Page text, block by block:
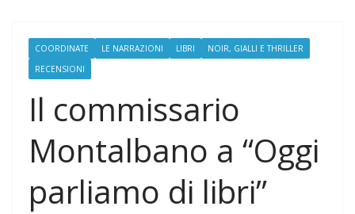
COORDINATE LE NARRAZIONI LIBRI
NOIR, GIALLI E THRILLER
RECENSIONI
Il commissario
Montalbano a “Oggi
parliamo di libri”